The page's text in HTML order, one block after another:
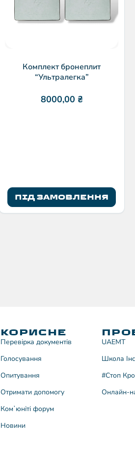
Комплект бронеплит
“Ультралегка”
8000,00 ₴
ПІД ЗАМОВЛЕННЯ
КОРИСНЕ
Перевірка документів
Голосування
Опитування
Отримати допомогу
Комʼюніті форум
Новини
UAEMT
Школа
#Стоп
Онлайн-